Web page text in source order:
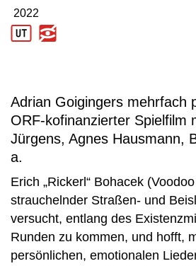
Produktionsjahr: 2022
2022
Adrian Goigingers mehrfach
ORF-kofinanzierter Spielfilm
Jürgens, Agnes Hausmann,
a.
Erich „Rickerl“ Bohacek
strauchelnder Straßen- und
versucht, entlang des
Runden zu kommen, und hofft,
persönlichen, emotionalen